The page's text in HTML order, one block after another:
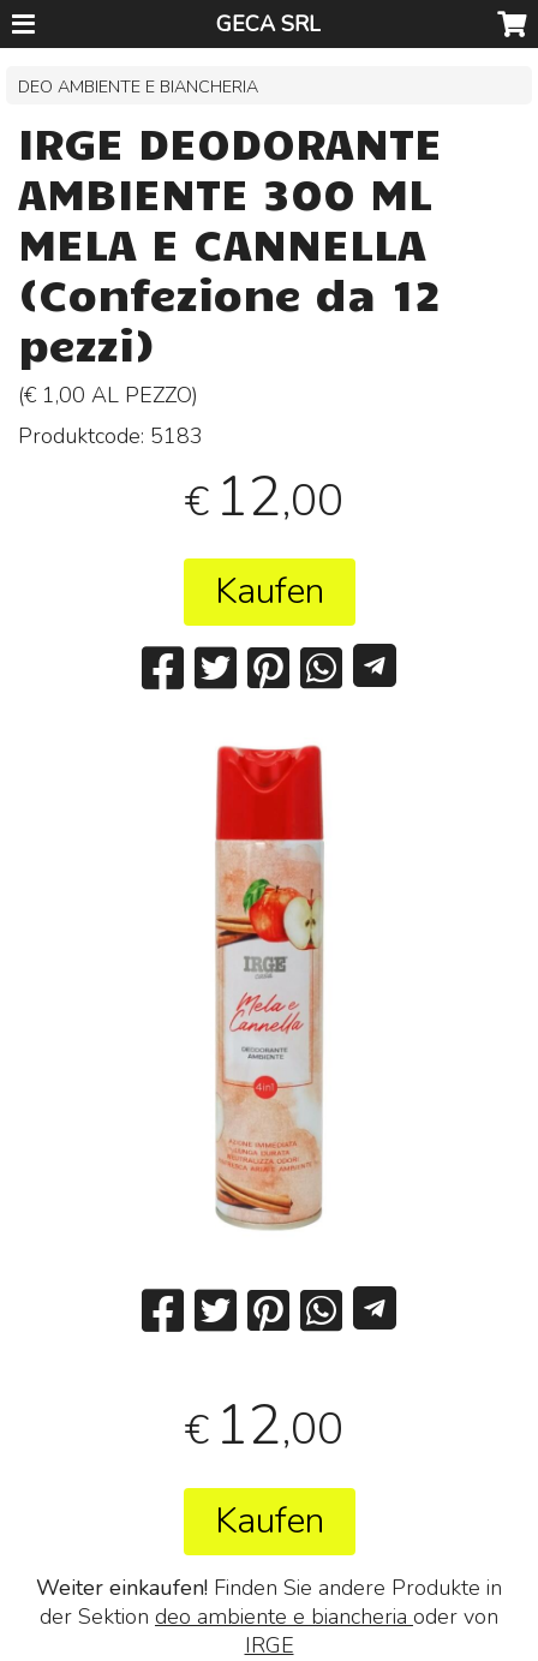
GECA SRL
DEO AMBIENTE E BIANCHERIA
IRGE DEODORANTE
AMBIENTE 300 ML
MELA E CANNELLA
(Confezione da 12
pezzi)
(€ 1,00 AL PEZZO)
Produktcode: 5183
€ 12,00
Kaufen
€ 12,00
Kaufen
Weiter einkaufen! Finden Sie andere Produkte in
der Sektion deo ambiente e biancheria oder von
IRGE